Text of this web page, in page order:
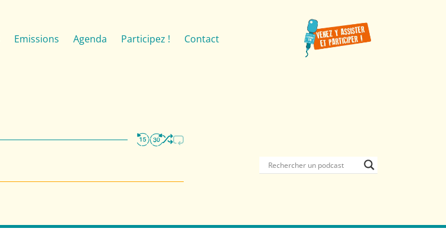
Emissions Agenda Participez ! Contact